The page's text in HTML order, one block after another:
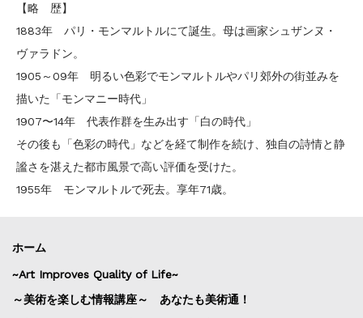
【略 歴】
1883年 パリ・モンマルトルにて誕生。母は画家シュザンヌ・
ヴァラドン。
1905～09年 明るい色彩でモンマルトルやパリ郊外の街並みを
描いた「モンマニー時代」
1907〜14年 代表作群を生み出す「白の時代」
その後も「色彩の時代」などを経て制作を続け、独自の詩情と静
謐さを湛えた都市風景で高い評価を受けた。
1955年 モンマルトルで死去。享年71歳。
ホーム
~Art Improves Quality of Life~
～美術を楽しむ情報講座～ あなたも美術通！